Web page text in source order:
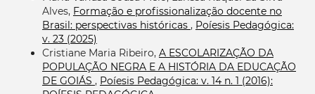
Alves, Formação e profissionalização docente no
Brasil: perspectivas históricas , Poíesis Pedagógica:
v. 23 (2025)
Cristiane Maria Ribeiro, A ESCOLARIZAÇÃO DA
POPULAÇÃO NEGRA E A HISTÓRIA DA EDUCAÇÃO
DE GOIÁS , Poíesis Pedagógica: v. 14 n. 1 (2016):